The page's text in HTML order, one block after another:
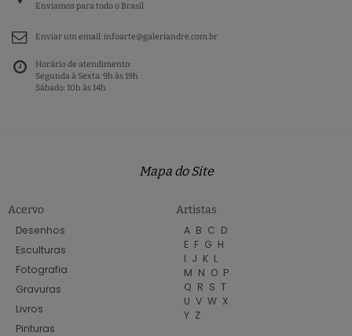
Enviamos para todo o Brasil
Enviar um email:infoarte@galeriandre.com.br
Horário de atendimento:
Segunda à Sexta: 9h às 19h
Sábado: 10h às 14h
Mapa do Site
Acervo
Desenhos
Esculturas
Fotografia
Gravuras
Livros
Pinturas
Artistas
A B C D
E F G H
I J K L
M N O P
Q R S T
U V W X
Y Z